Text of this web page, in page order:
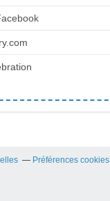
Préférences cookies